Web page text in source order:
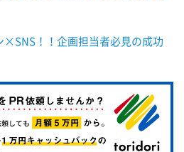
×SNS！！企画担当者必見の成功